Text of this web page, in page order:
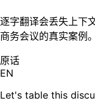
逐字翻译会丢失上下
商务会议的真实案例。
原话
EN
Let's table this